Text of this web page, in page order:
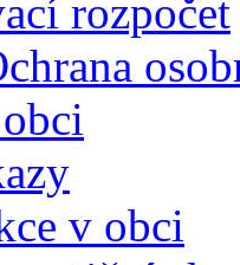
rozpočet
v obci